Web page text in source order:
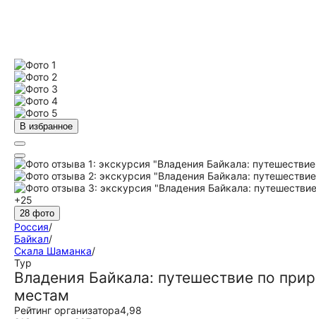
В избранное
+25
28 фото
Россия/
Байкал/
Скала Шаманка/
Тур
Владения Байкала: путешествие по
местам
Рейтинг организатора4,98